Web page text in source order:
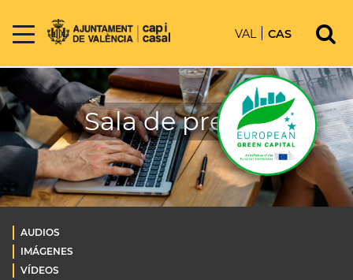
VAL CAS
Sala de prensa
AUDIOS
IMÁGENES
VÍDEOS